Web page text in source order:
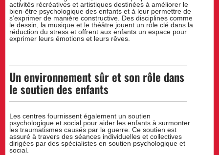
activités récréatives et artistiques destinées à améliorer le
bien-être psychologique des enfants et à leur permettre de
s’exprimer de manière constructive. Des disciplines comme
le dessin, la musique et le théâtre jouent un rôle clé dans la
réduction du stress et offrent aux enfants un espace pour
exprimer leurs émotions et leurs rêves.
Un environnement sûr et son rôle dans
le soutien des enfants
Les centres fournissent également un soutien
psychologique et social pour aider les enfants à surmonter
les traumatismes causés par la guerre. Ce soutien est
assuré à travers des séances individuelles et collectives
dirigées par des spécialistes en soutien psychologique et
social.